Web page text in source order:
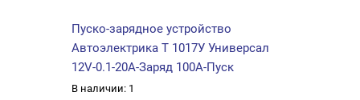
Пуско-зарядное устройство
Автоэлектрика Т 1017У Универсал
12V-0.1-20A-Заряд 100А-Пуск
В наличии: 1